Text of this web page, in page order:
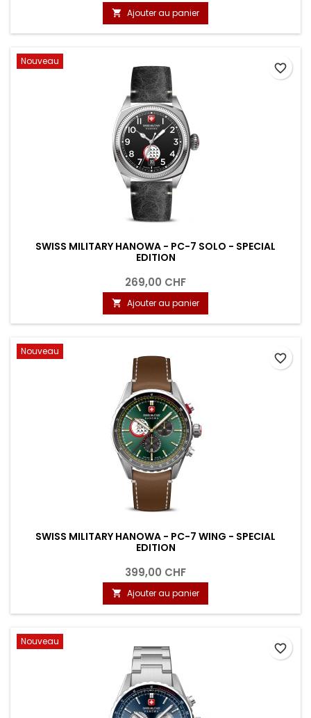
 Ajouter au panier
Nouveau
SWISS MILITARY HANOWA - PC-7 SOLO - SPECIAL
EDITION
269,00 CHF
 Ajouter au panier
favorite_border
Nouveau
SWISS MILITARY HANOWA - PC-7 WING - SPECIAL
EDITION
399,00 CHF
 Ajouter au panier
favorite_border
Nouveau
favorite_border